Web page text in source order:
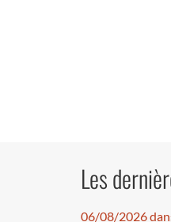
Les
06/08/2026